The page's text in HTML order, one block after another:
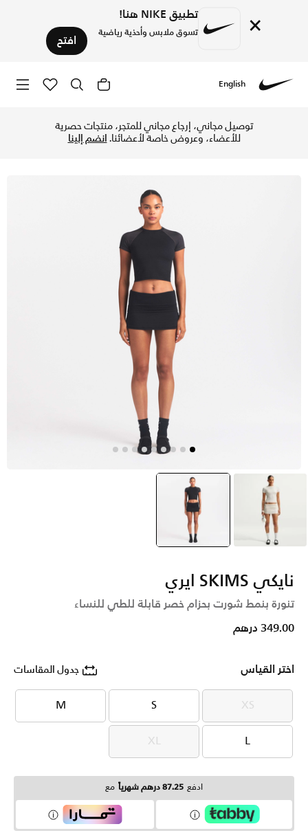
× تطبيق NIKE هنا!
تسوق ملابس وأحذية رياضية افتح
English
توصيل مجاني، إرجاع مجاني للمتجر، منتجات حصرية
للأعضاء، وعروض خاصة لأعضائنا.انضم إلينا
أبيض selected
أسود
نايكي SKIMS ايري
تنورة بنمط شورت بحزام خصر قابلة للطي للنساء
349.00 درهم
اختر القياس جدول المقاسات
XS
XS
S
S
M
M
L
L
XL
XL
ادفع 87.25 درهم شهرياً مع